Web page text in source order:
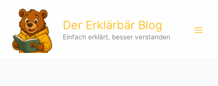
springen
Der Erklärbär Blog
Einfach erklärt, besser verstanden